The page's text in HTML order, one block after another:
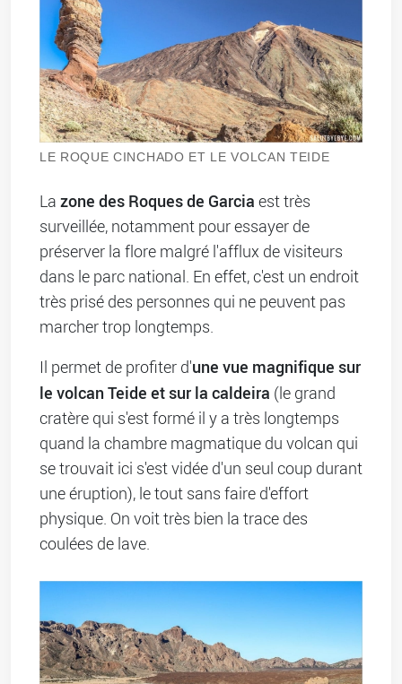
LE ROQUE CINCHADO ET LE VOLCAN TEIDE
La zone des Roques de Garcia est très
surveillée, notamment pour essayer de
préserver la flore malgré l'afflux de visiteurs
dans le parc national. En effet, c'est un endroit
très prisé des personnes qui ne peuvent pas
marcher trop longtemps.
Il permet de profiter d'une vue magnifique sur
le volcan Teide et sur la caldeira (le grand
cratère qui s'est formé il y a très longtemps
quand la chambre magmatique du volcan qui
se trouvait ici s'est vidée d'un seul coup durant
une éruption), le tout sans faire d'effort
physique. On voit très bien la trace des
coulées de lave.